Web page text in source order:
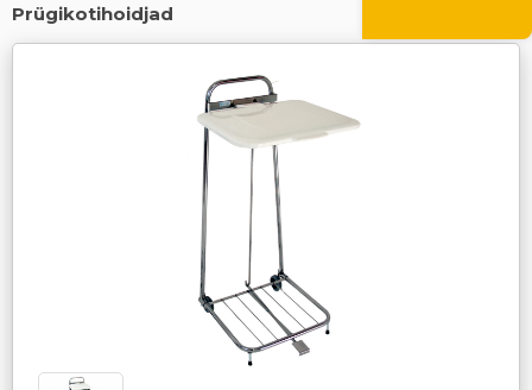
Prügikotihoidjad